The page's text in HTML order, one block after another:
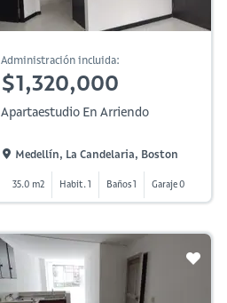
Administración incluida:
$1,320,000
Apartaestudio En Arriendo
Medellín, La Candelaria, Boston
35.0 m2 Habit. 1 Baños 1 Garaje 0